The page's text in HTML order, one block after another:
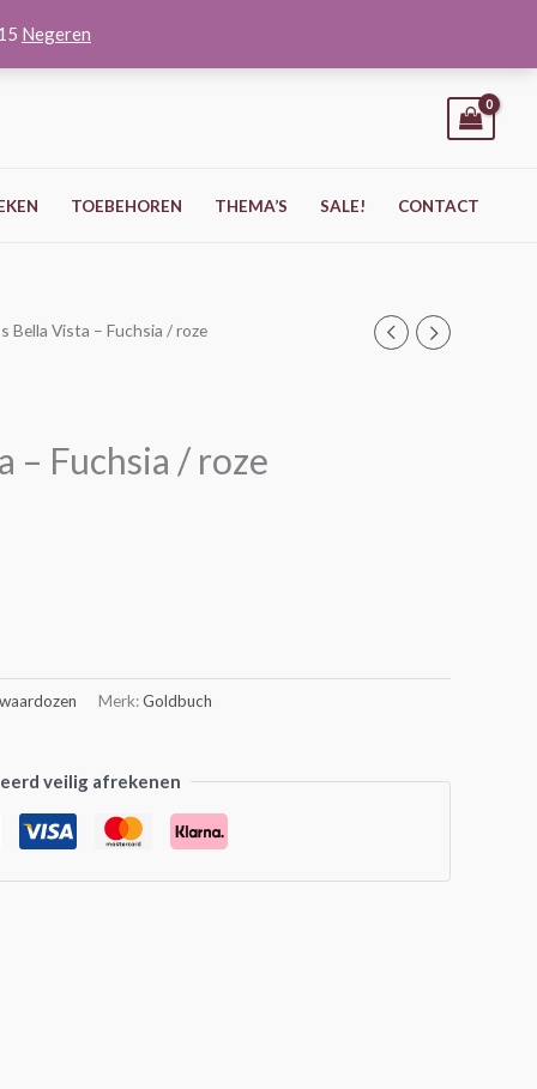
Negeren
TOEBEHOREN THEMA’S SALE! CONTACT
Bella Vista – Fuchsia / roze
– Fuchsia / roze
Merk:Goldbuch
veilig afrekenen